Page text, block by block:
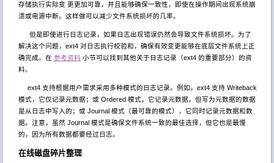
存储执行实际变 更更加可靠，并且能够确保一致性，即使在操作期间出现系统崩
溃或电源中断。这样做可以减少文件系统损坏的几率。
但是即使进行日志记录，如果日志出现错误仍然会导致文件系统损坏。为了
解决这个问题，ext4 对日志执行校验和，确保有效变更能够在底层文件系统上正
确完成。在 参考资料 小节可以找到其他关于日志记录（ext4 的重要部分）的资
料。
ext4 支持根据用户需求采用多种模式的日志记录。例如，ext4 支持 Writeback
模式，它仅记录元数据；或 Ordered 模式，它记录元数据，但写为元数据的数据
是从日志中写入的；或 Journal 模式（最可靠的模式），它同时记录元数据和数
据。注意，虽然 Journal 模式是确保文件系统一致的最佳选择，但它也是最慢
的，因为所有数据都要经过日志。
在线磁盘碎片整理